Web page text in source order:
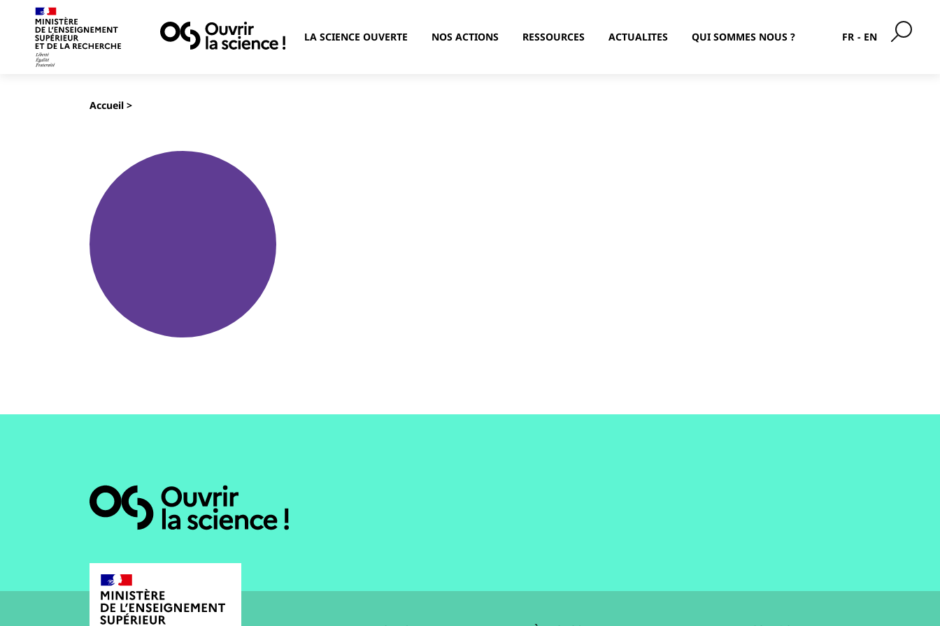
LA SCIENCE OUVERTE NOS ACTIONS RESSOURCES ACTUALITES QUI SOMMES NOUS ? FR EN
Accueil>